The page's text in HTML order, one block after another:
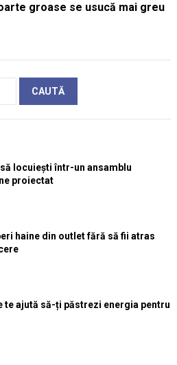
groase se usucă mai greu
locuiești într-un ansamblu
proiectat
haine din outlet fără să fii atras
te ajută să-ți păstrezi energia pentru